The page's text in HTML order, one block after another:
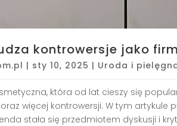
kontrowersje jako
| sty 10, 2025 | Uroda i
która od lat cieszy się
więcej kontrowersji. W tym artykule
stała się przedmiotem dyskusji i